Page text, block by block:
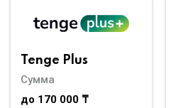
Tenge Plus
Сумма
до 170 000 ₸